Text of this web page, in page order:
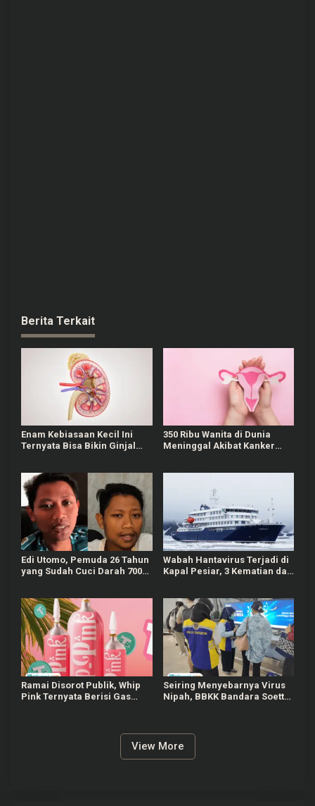
Berita Terkait
Enam Kebiasaan Kecil Ini
Ternyata Bisa Bikin Ginjal
350 Ribu Wanita di Dunia
Meninggal Akibat Kanker
Edi Utomo, Pemuda 26 Tahun
yang Sudah Cuci Darah 700
Wabah Hantavirus Terjadi di
Kapal Pesiar, 3 Kematian dan
Ramai Disorot Publik, Whip
Pink Ternyata Berisi Gas
Seiring Menyebarnya Virus
Nipah, BBKK Bandara Soetta
View More